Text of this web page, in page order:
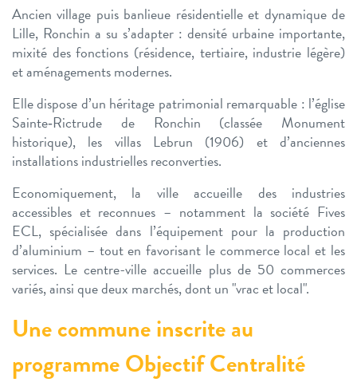
Ancien village puis banlieue résidentielle et dynamique de
Lille, Ronchin a su s’adapter : densité urbaine importante,
mixité des fonctions (résidence, tertiaire, industrie légère)
et aménagements modernes.
Elle dispose d’un héritage patrimonial remarquable : l’église
Sainte‑Rictrude de Ronchin (classée Monument
historique), les villas Lebrun (1906) et d’anciennes
installations industrielles reconverties.
Economiquement, la ville accueille des industries
accessibles et reconnues – notamment la société Fives
ECL, spécialisée dans l’équipement pour la production
d’aluminium – tout en favorisant le commerce local et les
services. Le centre-ville accueille plus de 50 commerces
variés, ainsi que deux marchés, dont un "vrac et local".
Une commune inscrite au
programme Objectif Centralité